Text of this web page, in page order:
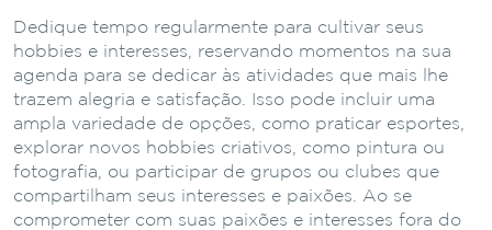
Dedique tempo regularmente para cultivar seus
hobbies e interesses, reservando momentos na sua
agenda para se dedicar às atividades que mais lhe
trazem alegria e satisfação. Isso pode incluir uma
ampla variedade de opções, como praticar esportes,
explorar novos hobbies criativos, como pintura ou
fotografia, ou participar de grupos ou clubes que
compartilham seus interesses e paixões. Ao se
comprometer com suas paixões e interesses fora do